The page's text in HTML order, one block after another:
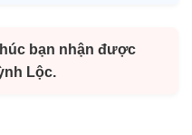
bạn nhận được
Lộc.